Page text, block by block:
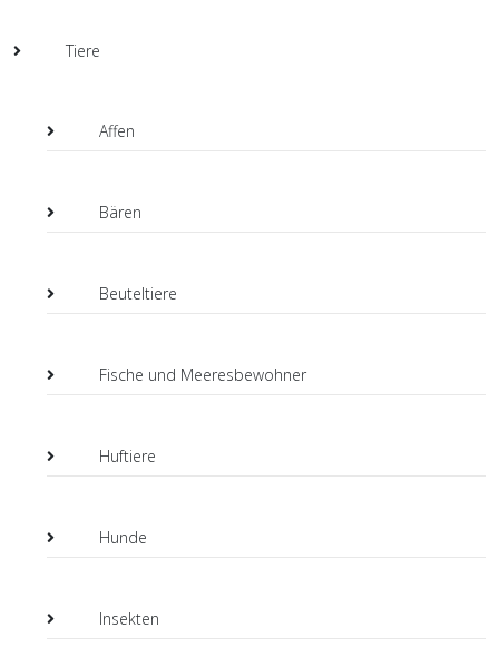
Tiere
Affen
Bären
Beuteltiere
Fische und Meeresbewohner
Huftiere
Hunde
Insekten